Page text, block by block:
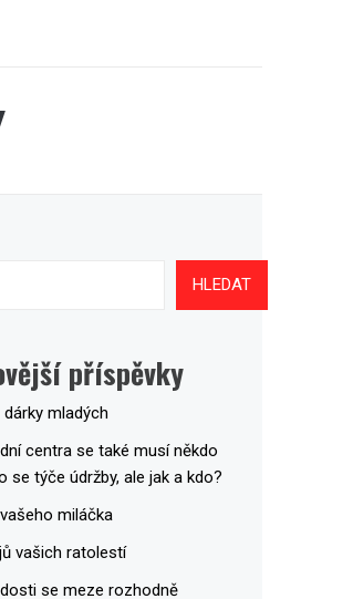
HLEDAT
příspěvky
dárky mladých
centra se také musí někdo
se týče údržby, ale jak a kdo?
miláčka
vašich ratolestí
se meze rozhodně